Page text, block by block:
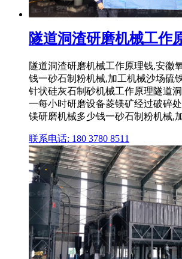
隧道洞渣研磨机械工作
隧道洞渣研磨机械工作原理钱,安徽
钱一砂石制粉机械,加工机械沙场硫
针状硅灰石制砂机械工作原理隧道
一每小时研磨设备菱镁矿经过破碎
镁研磨机械多少钱一砂石制粉机械,
联系电话: 180 3780 8511